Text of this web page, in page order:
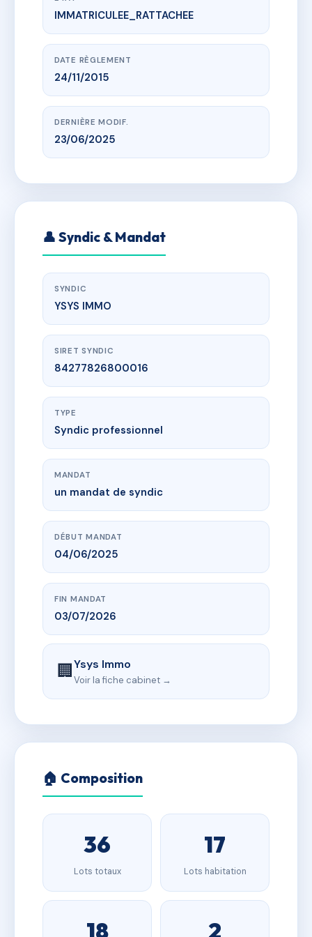
www.vme.plus/AD2489896
CAP VERDURE 2
355 all des roseaux, 69970 Marennes
IMMATRICULEE_RATTACHEE
DATE RÈGLEMENT
24/11/2015
DERNIÈRE MODIF.
23/06/2025
👤 Syndic & Mandat
SYNDIC
YSYS IMMO
SIRET SYNDIC
84277826800016
TYPE
Syndic professionnel
MANDAT
un mandat de syndic
DÉBUT MANDAT
04/06/2025
FIN MANDAT
03/07/2026
🏢Ysys Immo
Voir la fiche cabinet →
🏠 Composition
36
Lots totaux
17
Lots habitation
18 2